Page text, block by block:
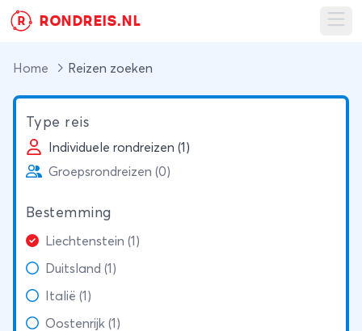
R RONDREIS.NL
Home Reizen zoeken
Type reis
Individuele rondreizen (1)
Groepsrondreizen (0)
Bestemming
Liechtenstein (1)
Duitsland (1)
Italië (1)
Oostenrijk (1)